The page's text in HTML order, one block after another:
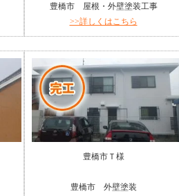
豊橋市 屋根・外壁塗装工事
>>詳しくはこちら
豊橋市Ｔ様
豊橋市 外壁塗装